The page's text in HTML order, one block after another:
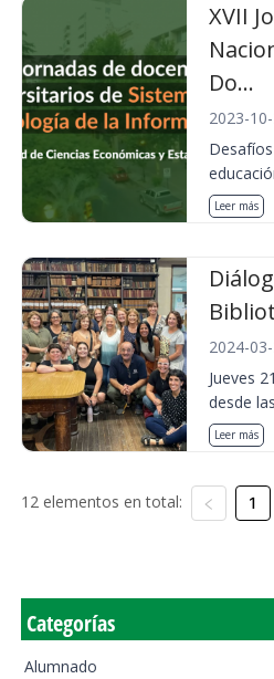
XVII
Do...
2023-
Leer más
2024-
Jueves
desde
Leer más
12 elementos en total: 1
Categorías
Alumnado